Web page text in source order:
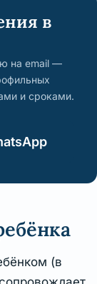
в
на email —
и сроками.
(в